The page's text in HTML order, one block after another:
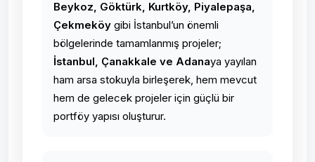
Beykoz, Göktürk, Kurtköy, Piyalepaşa,
Çekmeköy gibi İstanbul’un önemli
bölgelerinde tamamlanmış projeler;
İstanbul, Çanakkale ve Adanaya yayılan
ham arsa stokuyla birleşerek, hem mevcut
hem de gelecek projeler için güçlü bir
portföy yapısı oluşturur.